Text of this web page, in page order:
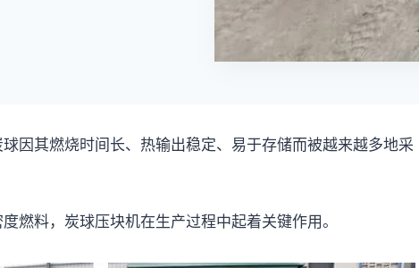
因其燃烧时间长、热输出稳定、易于存储而被越来越多地采
燃料，炭球压块机在生产过程中起着关键作用。